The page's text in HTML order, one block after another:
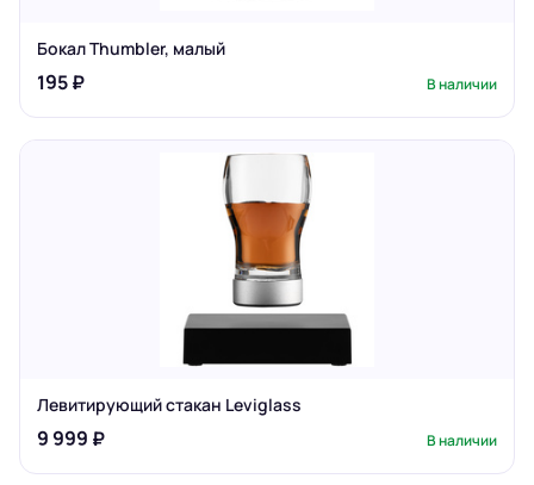
Бокал Thumbler, малый
195 ₽ В наличии
Левитирующий стакан Leviglass
9 999 ₽ В наличии